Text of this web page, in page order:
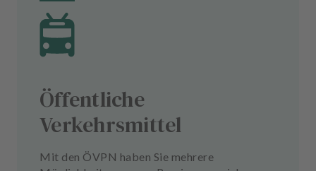
Öffentliche
Verkehrsmittel
Mit den ÖVPN haben Sie mehrere